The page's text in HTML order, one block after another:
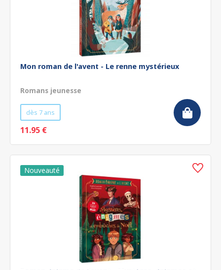
Mon roman de l'avent - Le renne mystérieux
Romans jeunesse
dès 7 ans
11.95 €